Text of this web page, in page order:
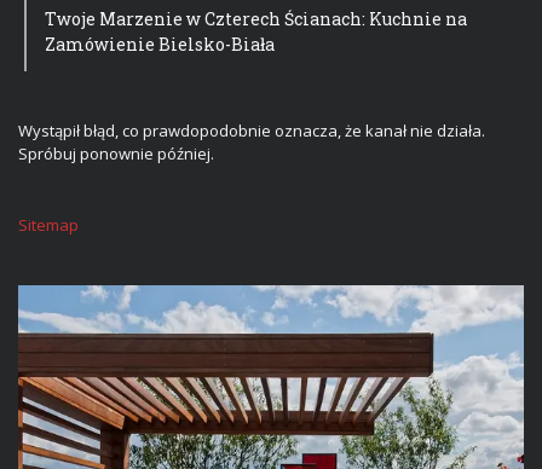
Twoje Marzenie w Czterech Ścianach: Kuchnie na
Zamówienie Bielsko-Biała
Wystąpił błąd, co prawdopodobnie oznacza, że kanał nie działa.
Spróbuj ponownie później.
Sitemap